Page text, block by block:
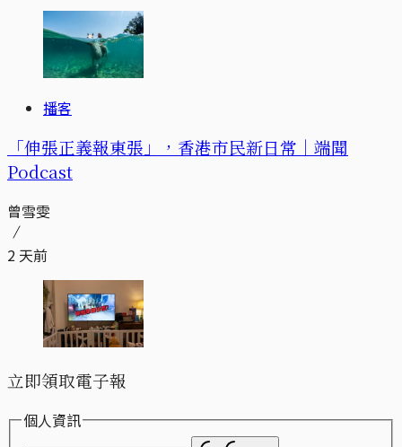
播客
「伸張正義報東張」，香港市民新日常｜端聞
Podcast
曾雪雯
2 天前
立即領取電子報
個人資訊